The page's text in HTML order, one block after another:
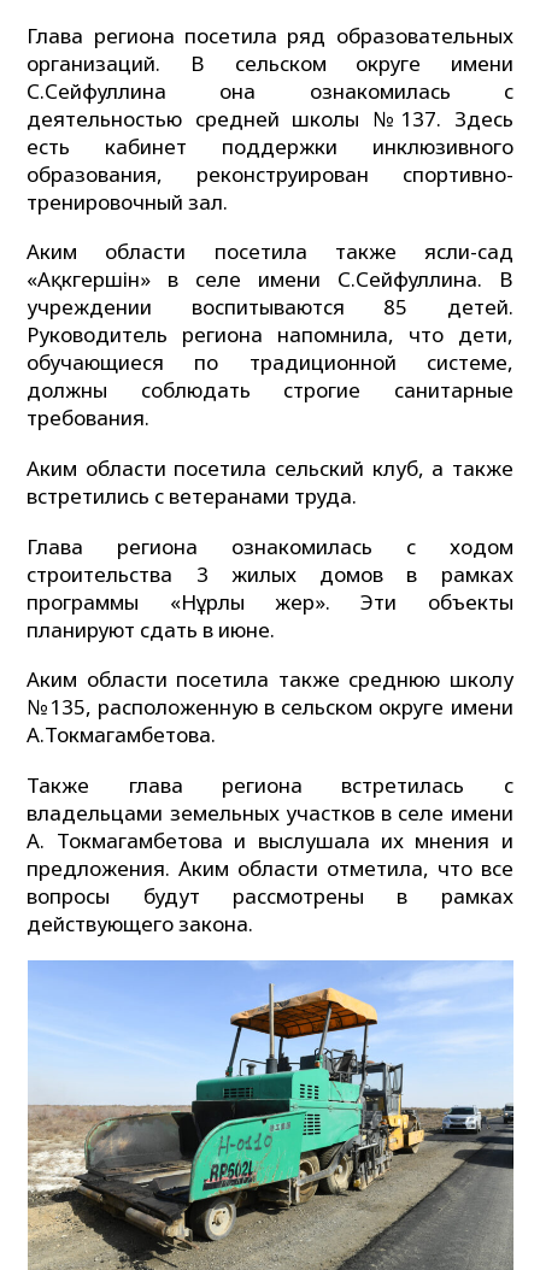
Глава региона посетила ряд образовательных
организаций. В сельском округе имени
С.Сейфуллина она ознакомилась с
деятельностью средней школы №137. Здесь
есть кабинет поддержки инклюзивного
образования, реконструирован спортивно-
тренировочный зал.
Аким области посетила также ясли-сад
«Ақкөгершін» в селе имени С.Сейфуллина. В
учреждении воспитываются 85 детей.
Руководитель региона напомнила, что дети,
обучающиеся по традиционной системе,
должны соблюдать строгие санитарные
требования.
Аким области посетила сельский клуб, а также
встретились с ветеранами труда.
Глава региона ознакомилась с ходом
строительства 3 жилых домов в рамках
программы «Нұрлы жер». Эти объекты
планируют сдать в июне.
Аким области посетила также среднюю школу
№135, расположенную в сельском округе имени
А.Токмагамбетова.
Также глава региона встретилась с
владельцами земельных участков в селе имени
А. Токмагамбетова и выслушала их мнения и
предложения. Аким области отметила, что все
вопросы будут рассмотрены в рамках
действующего закона.